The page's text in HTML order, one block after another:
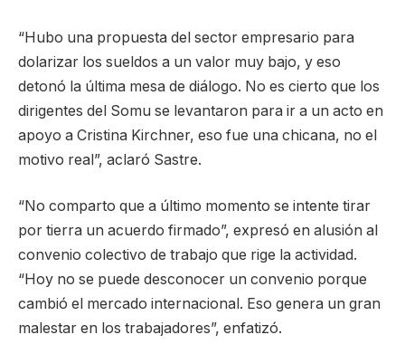
“Hubo una propuesta del sector empresario para
dolarizar los sueldos a un valor muy bajo, y eso
detonó la última mesa de diálogo. No es cierto que los
dirigentes del Somu se levantaron para ir a un acto en
apoyo a Cristina Kirchner, eso fue una chicana, no el
motivo real”, aclaró Sastre.
“No comparto que a último momento se intente tirar
por tierra un acuerdo firmado”, expresó en alusión al
convenio colectivo de trabajo que rige la actividad.
“Hoy no se puede desconocer un convenio porque
cambió el mercado internacional. Eso genera un gran
malestar en los trabajadores”, enfatizó.